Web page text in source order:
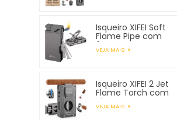
Isqueiro XIFEI Soft
Flame Pipe com
ferramentas para
tubos
VEJA MAIS
Isqueiro XIFEI 2 Jet
Flame Torch com
charuto Vcutter
Stand Draw
VEJA MAIS